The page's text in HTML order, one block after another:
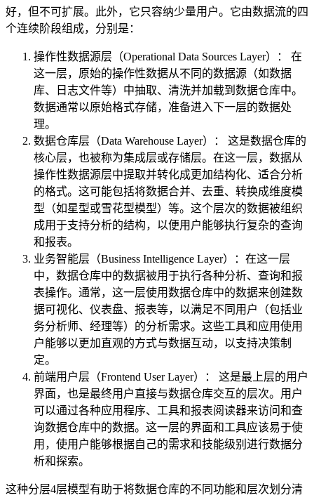
好，但不可扩展。此外，它只容纳少量用户。它由数据流的四
个连续阶段组成，分别是：
操作性数据源层（Operational Data Sources Layer）： 在
这一层，原始的操作性数据从不同的数据源（如数据
库、日志文件等）中抽取、清洗并加载到数据仓库中。
数据通常以原始格式存储，准备进入下一层的数据处
理。
数据仓库层（Data Warehouse Layer）： 这是数据仓库的
核心层，也被称为集成层或存储层。在这一层，数据从
操作性数据源层中提取并转化成更加结构化、适合分析
的格式。这可能包括将数据合并、去重、转换成维度模
型（如星型或雪花型模型）等。这个层次的数据被组织
成用于支持分析的结构，以便用户能够执行复杂的查询
和报表。
业务智能层（Business Intelligence Layer）：在这一层
中，数据仓库中的数据被用于执行各种分析、查询和报
表操作。通常，这一层使用数据仓库中的数据来创建数
据可视化、仪表盘、报表等，以满足不同用户（包括业
务分析师、经理等）的分析需求。这些工具和应用使用
户能够以更加直观的方式与数据互动，以支持决策制
定。
前端用户层（Frontend User Layer）： 这是最上层的用户
界面，也是最终用户直接与数据仓库交互的层次。用户
可以通过各种应用程序、工具和报表阅读器来访问和查
询数据仓库中的数据。这一层的界面和工具应该易于使
用，使用户能够根据自己的需求和技能级别进行数据分
析和探索。
这种分层4层模型有助于将数据仓库的不同功能和层次划分清